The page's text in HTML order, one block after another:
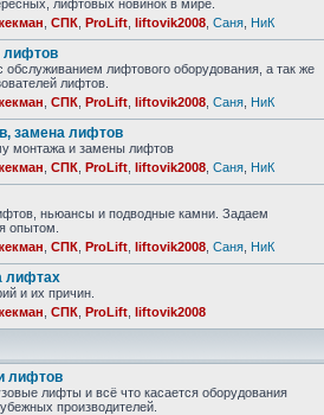
лифтовых новинок в мире.
СПК ProLift liftovik2008 Саня НиК
лифтов
обслуживанием лифтового оборудования, а так же
лифтов.
СПК ProLift liftovik2008 Саня НиК
замена лифтов
монтажа и замены лифтов
СПК ProLift liftovik2008 Саня НиК
ньюансы и подводные камни. Задаем
опытом.
СПК ProLift liftovik2008 Саня НиК
лифтах
и их причин.
СПК ProLift liftovik2008
лифтов
лифты и всё что касается оборудования
производителей.